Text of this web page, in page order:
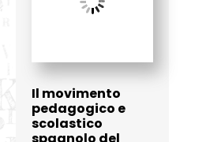
Il movimento
pedagogico e
scolastico